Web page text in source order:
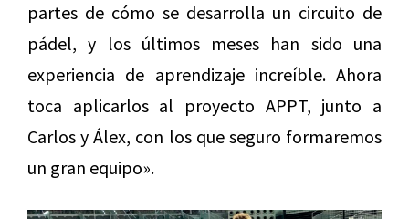
partes de cómo se desarrolla un circuito de
pádel, y los últimos meses han sido una
experiencia de aprendizaje increíble. Ahora
toca aplicarlos al proyecto APPT, junto a
Carlos y Álex, con los que seguro formaremos
un gran equipo».